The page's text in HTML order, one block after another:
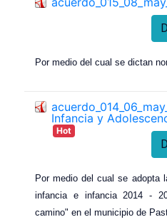
Por medio del cual se dictan
Infancia y
Hot
Por medio del cual se adopta
infancia e infancia 2014 -
camino" en el municipio de